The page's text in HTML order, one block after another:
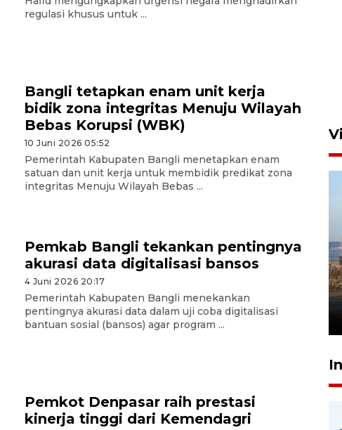
regulasi khusus untuk ...
Bangli tetapkan enam unit kerja
bidik zona integritas Menuju Wilayah
Bebas Korupsi (WBK)
10 Juni 2026 05:52
Pemerintah Kabupaten Bangli menetapkan enam
satuan dan unit kerja untuk membidik predikat zona
integritas Menuju Wilayah Bebas ...
Pemkab Bangli tekankan pentingnya
akurasi data digitalisasi bansos
4 Juni 2026 20:17
Pemerintah Kabupaten Bangli menekankan
pentingnya akurasi data dalam uji coba digitalisasi
bantuan sosial (bansos) agar program ...
Pemkot Denpasar raih prestasi
kinerja tinggi dari Kemendagri
5 Agustus 2026 07:33
Kemen LH, KKP, dan Gubernur
Bali tanam ribuan bibit
mangrove
26 Juli 2026 21:18